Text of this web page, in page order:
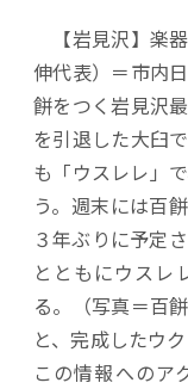
【岩見沢】楽
伸代表）＝市内
餅をつく岩見沢
を引退した大臼
も「ウスレレ」
う。週末には百
３年ぶりに予定
とともにウスレ
る。（写真＝百
と、完成したウ
この情報へのア